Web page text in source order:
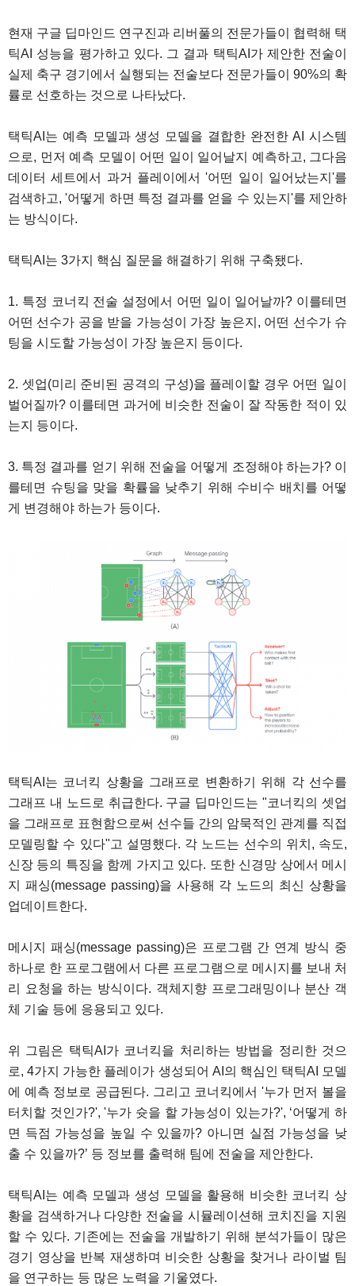
현재 구글 딥마인드 연구진과 리버풀의 전문가들이 협력해 택
틱AI 성능을 평가하고 있다. 그 결과 택틱AI가 제안한 전술이
실제 축구 경기에서 실행되는 전술보다 전문가들이 90%의 확
률로 선호하는 것으로 나타났다.
택틱AI는 예측 모델과 생성 모델을 결합한 완전한 AI 시스템
으로, 먼저 예측 모델이 어떤 일이 일어날지 예측하고, 그다음
데이터 세트에서 과거 플레이에서 '어떤 일이 일어났는지'를
검색하고, '어떻게 하면 특정 결과를 얻을 수 있는지'를 제안하
는 방식이다.
택틱AI는 3가지 핵심 질문을 해결하기 위해 구축됐다.
1. 특정 코너킥 전술 설정에서 어떤 일이 일어날까? 이를테면
어떤 선수가 공을 받을 가능성이 가장 높은지, 어떤 선수가 슈
팅을 시도할 가능성이 가장 높은지 등이다.
2. 셋업(미리 준비된 공격의 구성)을 플레이할 경우 어떤 일이
벌어질까? 이를테면 과거에 비슷한 전술이 잘 작동한 적이 있
는지 등이다.
3. 특정 결과를 얻기 위해 전술을 어떻게 조정해야 하는가? 이
를테면 슈팅을 맞을 확률을 낮추기 위해 수비수 배치를 어떻
게 변경해야 하는가 등이다.
택틱AI는 코너킥 상황을 그래프로 변환하기 위해 각 선수를
그래프 내 노드로 취급한다. 구글 딥마인드는 "코너킥의 셋업
을 그래프로 표현함으로써 선수들 간의 암묵적인 관계를 직접
모델링할 수 있다"고 설명했다. 각 노드는 선수의 위치, 속도,
신장 등의 특징을 함께 가지고 있다. 또한 신경망 상에서 메시
지 패싱(message passing)을 사용해 각 노드의 최신 상황을
업데이트한다.
메시지 패싱(message passing)은 프로그램 간 연계 방식 중
하나로 한 프로그램에서 다른 프로그램으로 메시지를 보내 처
리 요청을 하는 방식이다. 객체지향 프로그래밍이나 분산 객
체 기술 등에 응용되고 있다.
위 그림은 택틱AI가 코너킥을 처리하는 방법을 정리한 것으
로, 4가지 가능한 플레이가 생성되어 AI의 핵심인 택틱AI 모델
에 예측 정보로 공급된다. 그리고 코너킥에서 '누가 먼저 볼을
터치할 것인가?', '누가 슛을 할 가능성이 있는가?', ‘어떻게 하
면 득점 가능성을 높일 수 있을까? 아니면 실점 가능성을 낮
출 수 있을까?’ 등 정보를 출력해 팀에 전술을 제안한다.
택틱AI는 예측 모델과 생성 모델을 활용해 비슷한 코너킥 상
황을 검색하거나 다양한 전술을 시뮬레이션해 코치진을 지원
할 수 있다. 기존에는 전술을 개발하기 위해 분석가들이 많은
경기 영상을 반복 재생하며 비슷한 상황을 찾거나 라이벌 팀
을 연구하는 등 많은 노력을 기울였다.